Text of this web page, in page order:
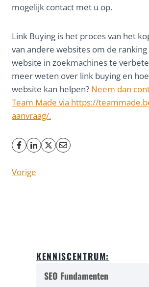
mogelijk contact met u op.
Link Buying is het proces van het
van andere websites om de ranking
website in zoekmachines te
meer weten over link buying en
website kan helpen? Neem dan
Team Made via https://
aanvraag/.
Vorige
KENNISCENTRUM:
SEO Fundamenten